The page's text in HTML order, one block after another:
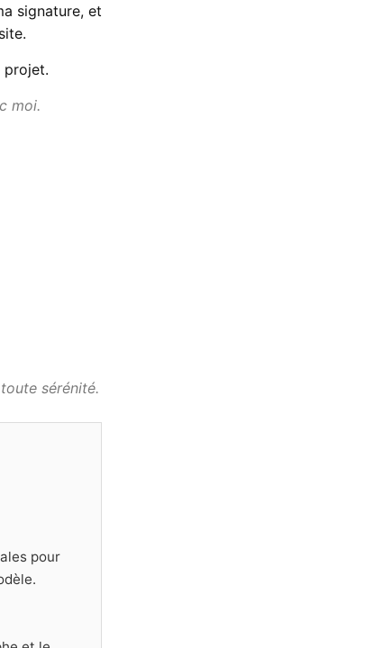
signature, et
projet.
moi.
sérénité.
pour